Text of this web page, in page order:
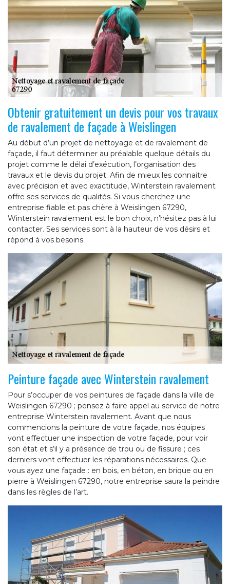
Obtenir gratuitement un devis pour vos travaux
de ravalement de façade à Weislingen
Au début d’un projet de nettoyage et de ravalement de
façade, il faut déterminer au préalable quelque détails du
projet comme le délai d’exécution, l’organisation des
travaux et le devis du projet. Afin de mieux les connaitre
avec précision et avec exactitude, Winterstein ravalement
offre ses services de qualités. Si vous cherchez une
entreprise fiable et pas chère à Weislingen 67290,
Winterstein ravalement est le bon choix, n’hésitez pas à lui
contacter. Ses services sont à la hauteur de vos désirs et
répond à vos besoins
Peinture façade avec Winterstein ravalement
Pour s’occuper de vos peintures de façade dans la ville de
Weislingen 67290 ; pensez à faire appel au service de notre
entreprise Winterstein ravalement. Avant que nous
commencions la peinture de votre façade, nos équipes
vont effectuer une inspection de votre façade, pour voir
son état et s’il y a présence de trou ou de fissure ; ces
derniers vont effectuer les réparations nécessaires. Que
vous ayez une façade : en bois, en béton, en brique ou en
pierre à Weislingen 67290, notre entreprise saura la peindre
dans les règles de l’art.